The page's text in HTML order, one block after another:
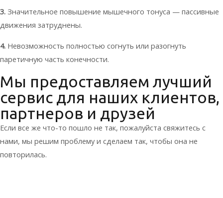
3. Значительное повышение мышечного тонуса — пассивные
движения затруднены.
4. Невозможность полностью согнуть или разогнуть
паретичную часть конечности.
Мы предоставляем лучший
сервис для наших клиентов,
партнеров и друзей
Если все же что-то пошло не так, пожалуйста свяжитесь с
нами, мы решим проблему и сделаем так, чтобы она не
повторилась.